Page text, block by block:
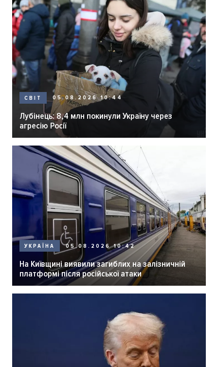
СВІТ 05.08.2026 10:44
Лубінець: 8,4 млн покинули Україну через
агресію Росії
УКРАЇНА 05.08.2026 10:42
На Київщині виявили загиблих на залізничній
платформі після російської атаки